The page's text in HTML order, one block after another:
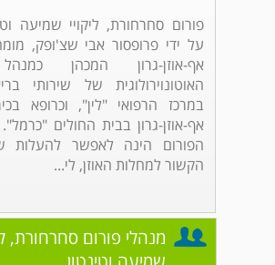
פורום סחרחורת, ליקויי שמיעה
על ידי פרופסור אבי שצ'ופק,
אף-אוזן-גרון המכהן
האוטונוירולוגית של שירותי
במרכז הרפואי "לין", וכרופא
אף-אוזן-גרון בבית החולים
הפורום הינה לאפשר להעלות
הקשור למחלות האוזן, לי...
מנהלי פורום סחרחורת,